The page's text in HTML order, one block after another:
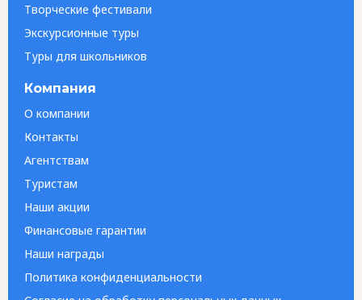
Творческие фестивали
Экскурсионные туры
Туры для школьников
Компания
О компании
Контакты
Агентствам
Туристам
Наши акции
Финансовые гарантии
Наши награды
Политика конфиденциальности